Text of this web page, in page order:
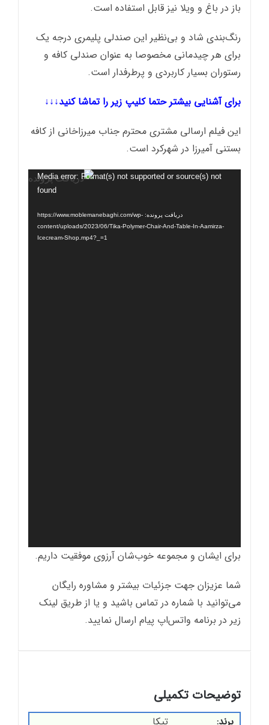
باز در باغ و ویلا نیز قابل استفاده است.
رنگ‌بندی شاد و بی‌نظیر این صندلی پلیمری درجه یک
برای هر چیدمانی مخصوصا به عنوان صندلی کافه و
رستوران بسیار کاربردی و پرطرفدار است.
برای آشنایی بیشتر حتما کلیپ زیر را تماشا کنید↓↓↓
این فیلم ارسالی مشتری محترم جناب میرزاخانی از کافه
بستنی آمیرزا در شهرکرد است.
نمایشگرMedia error: Format(s) not supported or source(s) not
found
دریافت پرونده: https://www.moblemanebaghi.com/wp-
content/uploads/2023/06/Tika-Polymer-Chair-And-Table-In-Aamirza-
Icecream-Shop.mp4?_=1
برای ایشان و مجموعه خوب‌شان آرزوی موفقیت داریم.
شما عزیزان جهت جزئیات بیشتر و مشاوره رایگان
می‌توانید با شماره در تماس باشید و یا از طریق لینک
زیر در برنامه واتس‌اپ پیام ارسال نمایید.
توضیحات تکمیلی
برند
تیکا